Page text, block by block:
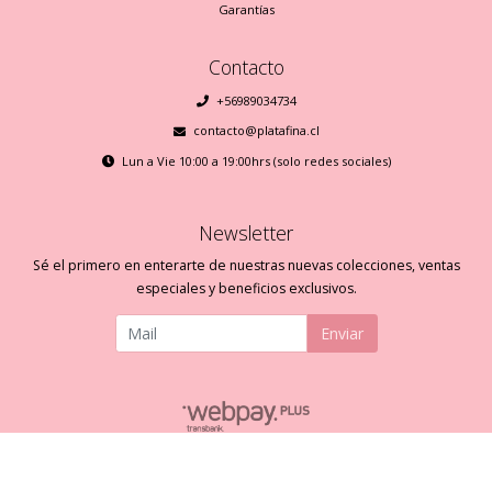
Garantías
Contacto
+56989034734
contacto@platafina.cl
Lun a Vie 10:00 a 19:00hrs (solo redes sociales)
Newsletter
Sé el primero en enterarte de nuestras nuevas colecciones, ventas
especiales y beneficios exclusivos.
Enviar